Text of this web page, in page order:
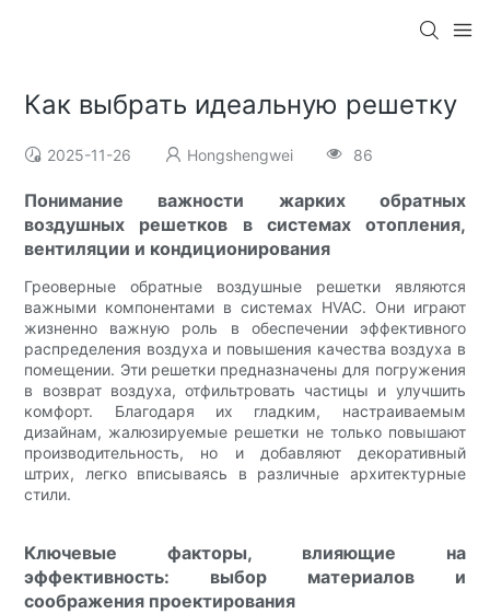
Как выбрать идеальную решетку
2025-11-26 Hongshengwei 86
Понимание важности жарких обратных
воздушных решетков в системах отопления,
вентиляции и кондиционирования
Греоверные обратные воздушные решетки являются
важными компонентами в системах HVAC. Они играют
жизненно важную роль в обеспечении эффективного
распределения воздуха и повышения качества воздуха в
помещении. Эти решетки предназначены для погружения
в возврат воздуха, отфильтровать частицы и улучшить
комфорт. Благодаря их гладким, настраиваемым
дизайнам, жалюзируемые решетки не только повышают
производительность, но и добавляют декоративный
штрих, легко вписываясь в различные архитектурные
стили.
Ключевые факторы, влияющие на
эффективность: выбор материалов и
соображения проектирования